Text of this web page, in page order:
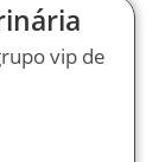
vip de